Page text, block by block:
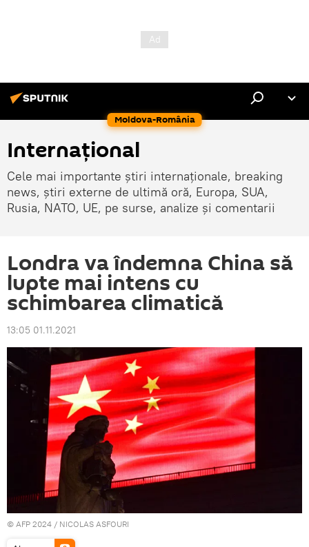
Moldova-România
Internaţional
Cele mai importante știri internaționale, breaking
news, știri externe de ultimă oră, Europa, SUA,
Rusia, NATO, UE, pe surse, analize și comentarii
Londra va îndemna China să
lupte mai intens cu
schimbarea climatică
13:05 01.11.2021
© AFP 2024 / NICOLAS ASFOURI